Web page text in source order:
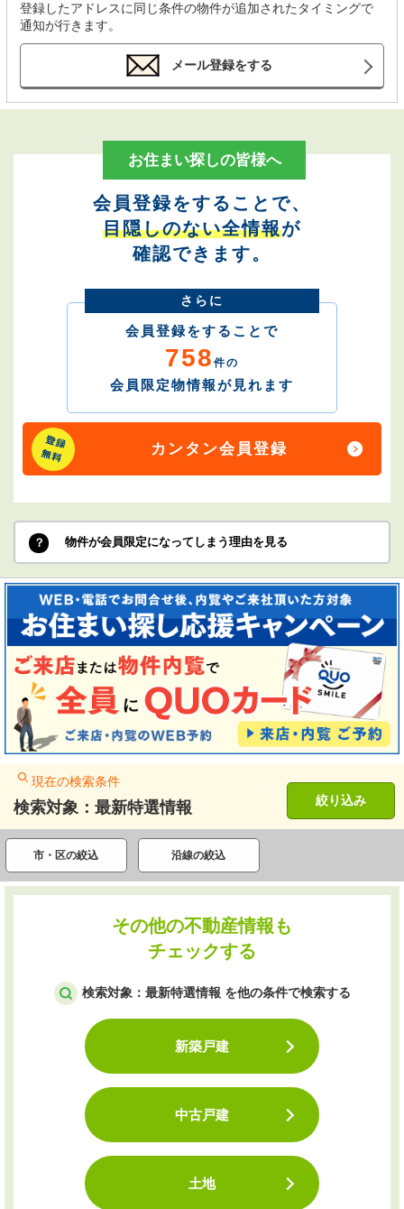
登録したアドレスに同じ条件の物件が追加されたタイミングで
通知が行きます。
メール登録をする
お住まい探しの皆様へ
会員登録をすることで、
目隠しのない全情報が
確認できます。
さらに
会員登録をすることで
758 件の
会員限定物情報が見れます
カンタン会員登録
物件が会員限定になってしまう理由を見る
現在の検索条件
検索対象：最新特選情報 絞り込み
市・区の絞込 沿線の絞込
その他の不動産情報も
チェックする
検索対象：最新特選情報 を他の条件で検索する
新築戸建
中古戸建
土地